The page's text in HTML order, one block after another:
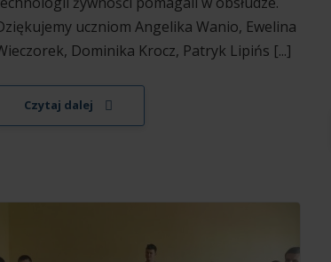
uczniom Angelika Wanio, Ewelina
Dominika Krocz, Patryk Lipińs [...]
Czytaj dalej